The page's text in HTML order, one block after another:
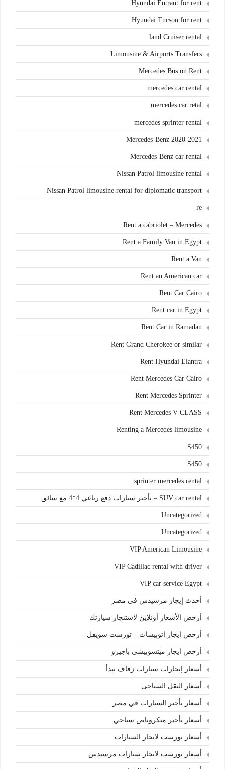
Hyundai Entrant for rent
Hyundai Tucson for rent
land Cruiser rental
Limousine & Airports Transfers
Mercedes Bus on Rent
mercedes car rental
mercedes car retal
mercedes sprinter rental
Mercedes-Benz 2020-2021
Mercedes-Benz car rental
Nissan Patrol limousine rental
Nissan Patrol limousine rental for diplomatic transport
re
Rent a cabriolet – Mercedes
Rent a Family Van in Egypt
Rent a Van
Rent an American car
Rent Car Cairo
Rent car in Egypt
Rent Car in Ramadan
Rent Grand Cherokee or similar
Rent Hyundai Elantra
Rent Mercedes Car Cairo
Rent Mercedes Sprinter
Rent Mercedes V-CLASS
Renting a Mercedes limousine
S450
S450
sprinter mercedes rental
SUV car rental – تأجير سيارات دفع رباعي 4*4 مع سائق
Uncategorized
Uncategorized
VIP American Limousine
VIP Cadillac rental with driver
VIP car service Egypt
أحدث إيجار مرسيدس في مصر
أرخص الأسعار أونلاين لاستئجار سيارتك
أرخص ايجار اتوبيسات – تورست سويفل
أرخص ايجار ميتسوبيشى باجيرو
أسعار إيجارات سيارات زفاف تبدأ
أسعار النقل السياحى
أسعار تأجير السيارات في مصر
أسعار تأجير ميكروباص سياحي
أسعار تورست لايجار السيارات
أسعار تورست لايجار سيارات مرسيدس